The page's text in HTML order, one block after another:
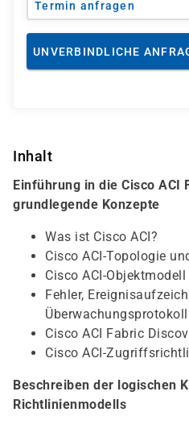
Termin anfragen
UNVERBINDLICHE
Inhalt
Einführung in die Cisco
grundlegende Konzepte
Was ist Cisco ACI?
Cisco ACI-Topologie
Cisco ACI-Objektmodell
Fehler,
Überwachungsprotokoll
Cisco ACI Fabric
Cisco ACI-
Beschreiben der logischen
Richtlinienmodells